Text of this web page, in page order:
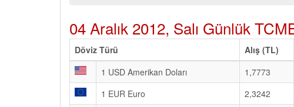
04 Aralık 2012, Salı Günlük
Döviz Türü Alış (TL)
1 USD Amerikan Doları
1,7773
1 EUR Euro
2,3242